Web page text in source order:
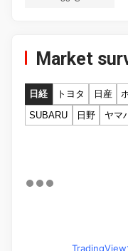
Market
日経 トヨタ 日産
SUBARU
日野 ヤマ
TradingView